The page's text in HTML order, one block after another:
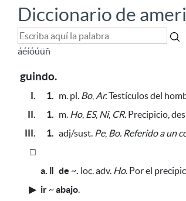
Diccionario de
áéíóúüñ
guindo.
I. 1. m. pl. Bo, Ar.Testículos del
II.
1. m. Ho, ES, Ni, CR. Precipicio,
III.
1. adj/sust. Pe, Bo. Referido a un
□
a. ǁ de ~. loc. adv. Ho. Por el
▶ ir ~abajo.